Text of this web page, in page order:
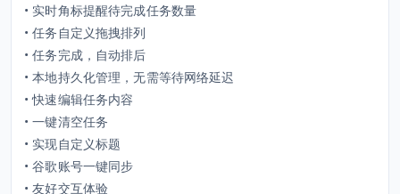
• 实时角标提醒待完成任务数量
• 任务自定义拖拽排列
• 任务完成，自动排后
• 本地持久化管理，无需等待网络延迟
• 快速编辑任务内容
• 一键清空任务
• 实现自定义标题
• 谷歌账号一键同步
• 友好交互体验